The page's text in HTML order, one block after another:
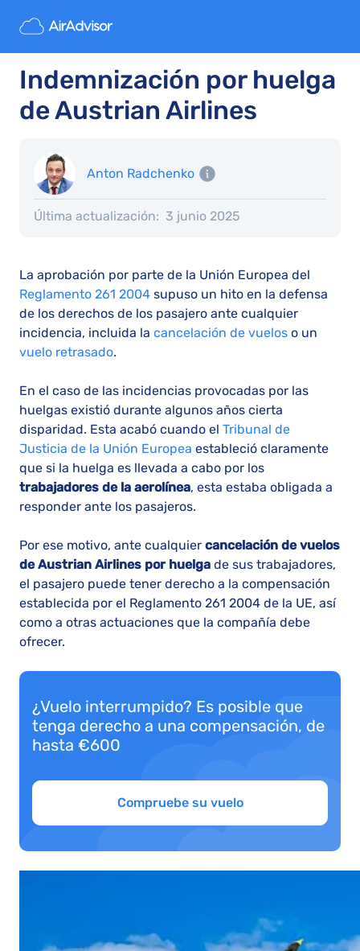
Indemnización por huelga
de Austrian Airlines
Anton Radchenko
Última actualización: 3 junio 2025
La aprobación por parte de la Unión Europea del
Reglamento 261 2004 supuso un hito en la defensa
de los derechos de los pasajero ante cualquier
incidencia, incluida la cancelación de vuelos o un
vuelo retrasado.
En el caso de las incidencias provocadas por las
huelgas existió durante algunos años cierta
disparidad. Esta acabó cuando el Tribunal de
Justicia de la Unión Europea estableció claramente
que si la huelga es llevada a cabo por los
trabajadores de la aerolínea, esta estaba obligada a
responder ante los pasajeros.
Por ese motivo, ante cualquier cancelación de vuelos
de Austrian Airlines por huelga de sus trabajadores,
el pasajero puede tener derecho a la compensación
establecida por el Reglamento 261 2004 de la UE, así
como a otras actuaciones que la compañía debe
ofrecer.
¿Vuelo interrumpido? Es posible que
tenga derecho a una compensación, de
hasta €600
Compruebe su vuelo